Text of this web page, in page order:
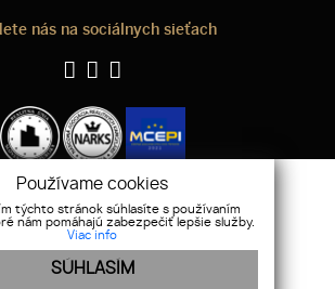
Používame cookies
týchto stránok súhlasíte s používaním
nám pomáhajú zabezpečiť lepšie služby.
Viac info
SÚHLASÍM
nás na sociálnych sieťach
| WEBEX.DIGITAL